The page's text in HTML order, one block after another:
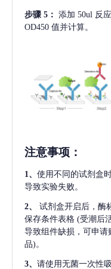
步骤 5： 添加 50ul 反
OD450 值并计算。
注意事项 ：
1、 使用不同的试剂盒
导致实验失败。
2、
试剂盒开启后，酶
保存条件表格 (受潮后
导致组件缺损，可申请
品)。
3、 请使用无菌一次性